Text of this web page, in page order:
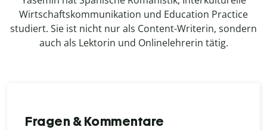
Wirtschaftskommunikation und Education Practice
studiert. Sie ist nicht nur als Content-Writerin, sondern
auch als Lektorin und Onlinelehrerin tätig.
Fragen & Kommentare